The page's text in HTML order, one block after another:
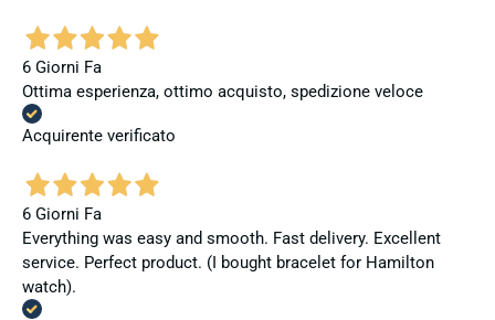
6 Giorni Fa
Ottima esperienza, ottimo acquisto, spedizione veloce
Acquirente verificato
6 Giorni Fa
Everything was easy and smooth. Fast delivery. Excellent
service. Perfect product. (I bought bracelet for Hamilton
watch).